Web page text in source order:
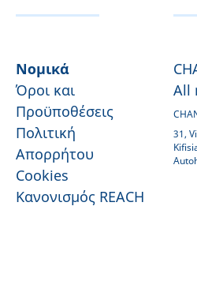
Νομικά
Όροι και
Προϋποθέσεις
Πολιτική
Απορρήτου
Cookies
Κανονισμός REACH
All
31,